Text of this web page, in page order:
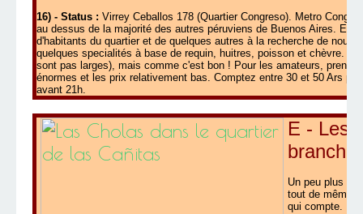
16) - Status : Virrey Ceballos 178 (Quartier Congreso). Metro
au dessus de la majorité des autres péruviens de Buenos Aires.
d'habitants du quartier et de quelques autres à la recherche de
quelques specialités à base de requin, huitres, poisson et chèvre.
sont pas larges), mais comme c'est bon ! Pour les amateurs,
énormes et les prix relativement bas. Comptez entre 30 et 50 Ars
avant 21h.
E - Les
Un peu plus
tout de même
qui compte.